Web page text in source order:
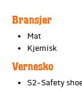
Bransjer
Mat
Kjemisk
Vernesko
S2-Safety